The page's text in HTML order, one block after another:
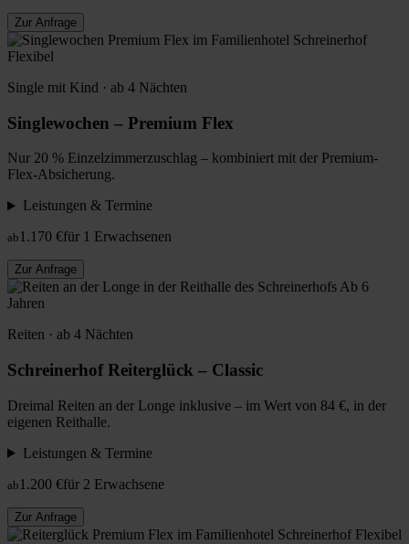
Zur Anfrage
Flexibel
Single mit Kind · ab 4 Nächten
Singlewochen – Premium Flex
Nur 20 % Einzelzimmerzuschlag – kombiniert mit der Premium-
Flex-Absicherung.
Leistungen & Termine
ab 1.170 €für 1 Erwachsenen
Zur Anfrage
Ab 6
Jahren
Reiten · ab 4 Nächten
Schreinerhof Reiterglück – Classic
Dreimal Reiten an der Longe inklusive – im Wert von 84 €, in der
eigenen Reithalle.
Leistungen & Termine
ab 1.200 €für 2 Erwachsene
Zur Anfrage
Flexibel